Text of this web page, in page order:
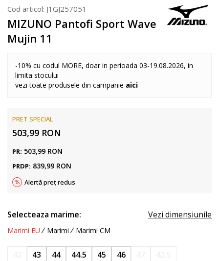
Cod articol: J1GJ257051
MIZUNO Pantofi Sport Wave
Mujin 11
-10% cu codul MORE, doar in perioada 03-19.08.2026, in
limita stocului
vezi toate produsele din campanie aici
PRET SPECIAL
503,99 RON
PR: 503,99 RON
PRDP: 839,99 RON
Alertă preț redus
Selecteaza marime: Vezi dimensiunile
Marimi EU Marimi Marimi CM
43 44 44.5 45 46